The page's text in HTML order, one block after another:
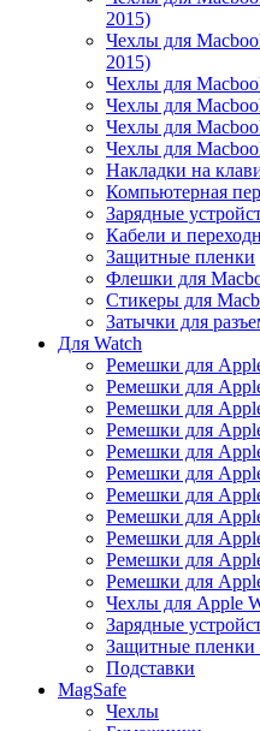
2015)
Чехлы для
2015)
Чехлы для
Чехлы для
Чехлы для
Чехлы для
Накладки на
Компьютерная
Зарядные
Кабели и
Защитные пленки
Флешки для
Стикеры для
Затычки для
Для Watch
Ремешки для
Ремешки для
Ремешки для
Ремешки для
Ремешки для
Ремешки для
Ремешки для
Ремешки для
Ремешки для
Ремешки для
Ремешки для
Чехлы для Apple
Зарядные
Защитные пленки
Подставки
MagSafe
Чехлы